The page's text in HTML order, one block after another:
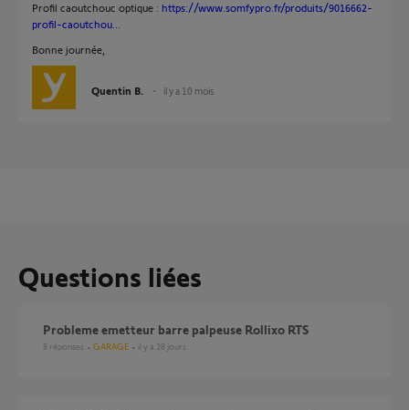
Profil caoutchouc optique : https://www.somfypro.fr/produits/9016662-
profil-caoutchou...
Bonne journée,
Quentin B. il y a 10 mois
Questions liées
Probleme emetteur barre palpeuse Rollixo RTS
8 réponses GARAGE il y a 28 jours